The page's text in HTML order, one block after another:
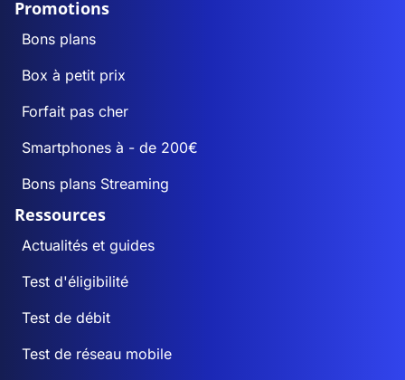
Promotions
Bons plans
Box à petit prix
Forfait pas cher
Smartphones à - de 200€
Bons plans Streaming
Ressources
Actualités et guides
Test d'éligibilité
Test de débit
Test de réseau mobile